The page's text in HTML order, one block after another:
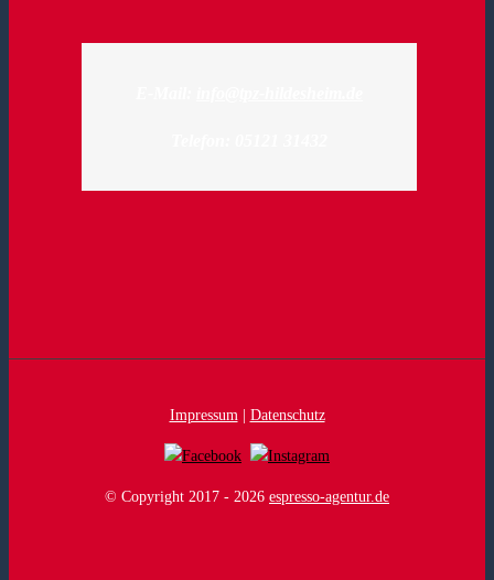
Impressum| Datenschutz
© Copyright 2017 - 2026 espresso-agentur.de